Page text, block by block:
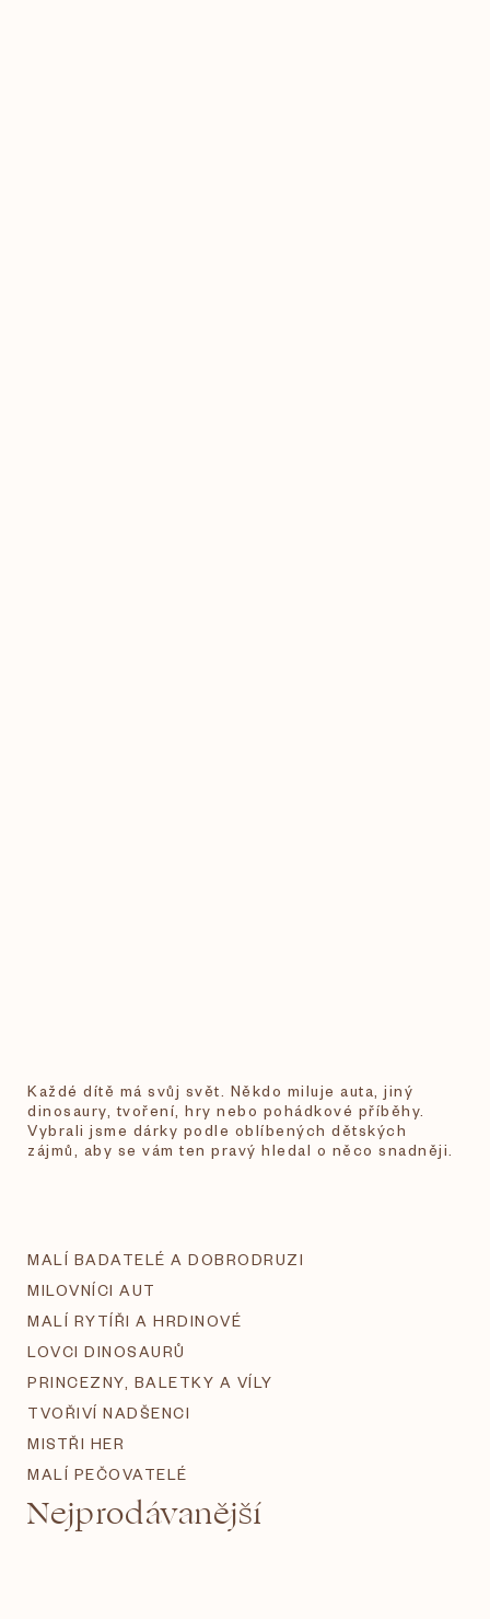
Každé dítě má svůj svět. Někdo miluje auta, jiný
dinosaury, tvoření, hry nebo pohádkové příběhy.
Vybrali jsme dárky podle oblíbených dětských
zájmů, aby se vám ten pravý hledal o něco snadněji.
MALÍ BADATELÉ A DOBRODRUZI
MILOVNÍCI AUT
MALÍ RYTÍŘI A HRDINOVÉ
LOVCI DINOSAURŮ
PRINCEZNY, BALETKY A VÍLY
TVOŘIVÍ NADŠENCI
MISTŘI HER
MALÍ PEČOVATELÉ
Nejprodávanější